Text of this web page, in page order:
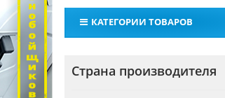
КАТЕГОРИИ ТОВАРОВ
Тангенты
Страна производителя